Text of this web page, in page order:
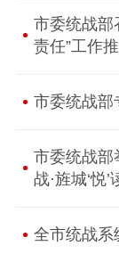
市委统战部
责任”工作
市委统战部
市委统战部
战·旌城‘悦
全市统战系